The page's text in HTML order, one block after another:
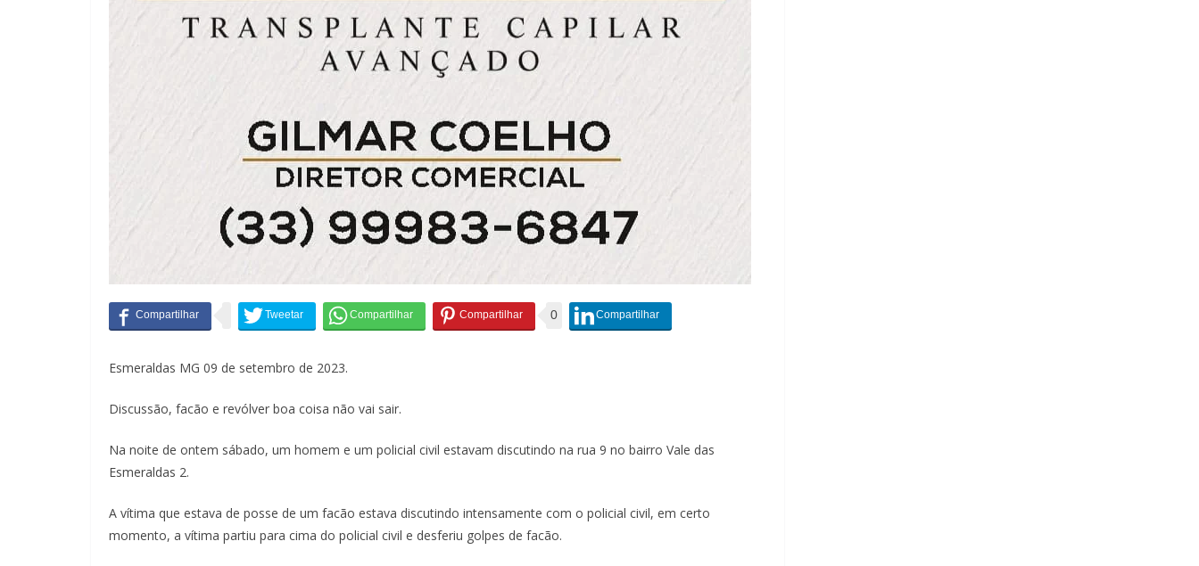
0
Esmeraldas MG 09 de setembro de 2023.
Discussão, facão e revólver boa coisa não vai sair.
Na noite de ontem sábado, um homem e um policial civil estavam discutindo na rua 9 no bairro Vale das
Esmeraldas 2.
A vítima que estava de posse de um facão estava discutindo intensamente com o policial civil, em certo
momento, a vítima partiu para cima do policial civil e desferiu golpes de facão.